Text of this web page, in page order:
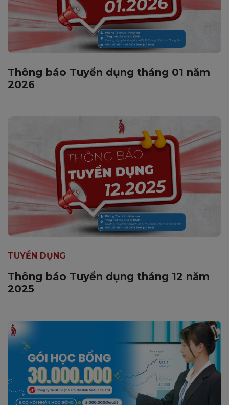
Thông báo Tuyển dụng tháng 01 năm
2026
TUYỂN DỤNG
Thông báo Tuyển dụng tháng 12 năm
2025